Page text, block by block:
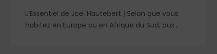
L’Essentiel de Joël Hautebert | Selon que vous
habitez en Europe ou en Afrique du Sud, aux